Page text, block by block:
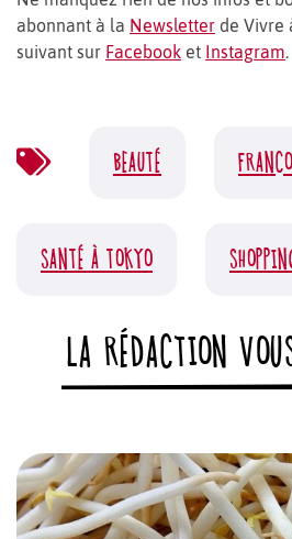
abonnant à la Newsletter de Vivre
suivant sur Facebook et Instagram.
BEAUTÉ
SANTÉ À TOKYO
LA RÉDACTION